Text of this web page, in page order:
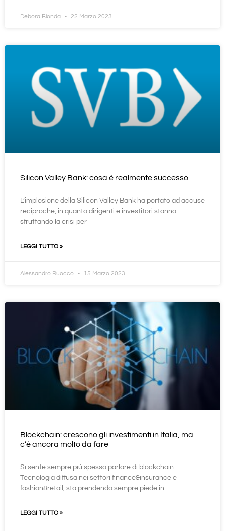
Debora Bionda 22 Marzo 2023
Silicon Valley Bank: cosa è realmente successo
L’implosione della Silicon Valley Bank ha portato ad accuse
reciproche, in quanto dirigenti e investitori stanno
sfruttando la crisi per
LEGGI TUTTO »
Alessandro Ruocco 15 Marzo 2023
Blockchain: crescono gli investimenti in Italia, ma
c’è ancora molto da fare
Si sente sempre più spesso parlare di blockchain.
Tecnologia diffusa nei settori finance&insurance e
fashion&retail, sta prendendo sempre piede in
LEGGI TUTTO »